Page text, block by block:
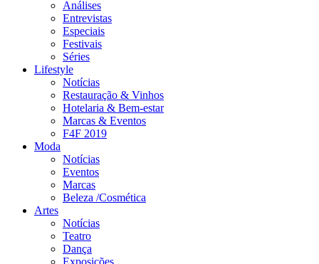
Análises
Entrevistas
Especiais
Festivais
Séries
Lifestyle
Notícias
Restauração & Vinhos
Hotelaria & Bem-estar
Marcas & Eventos
F4F 2019
Moda
Notícias
Eventos
Marcas
Beleza /Cosmética
Artes
Notícias
Teatro
Dança
Exposições